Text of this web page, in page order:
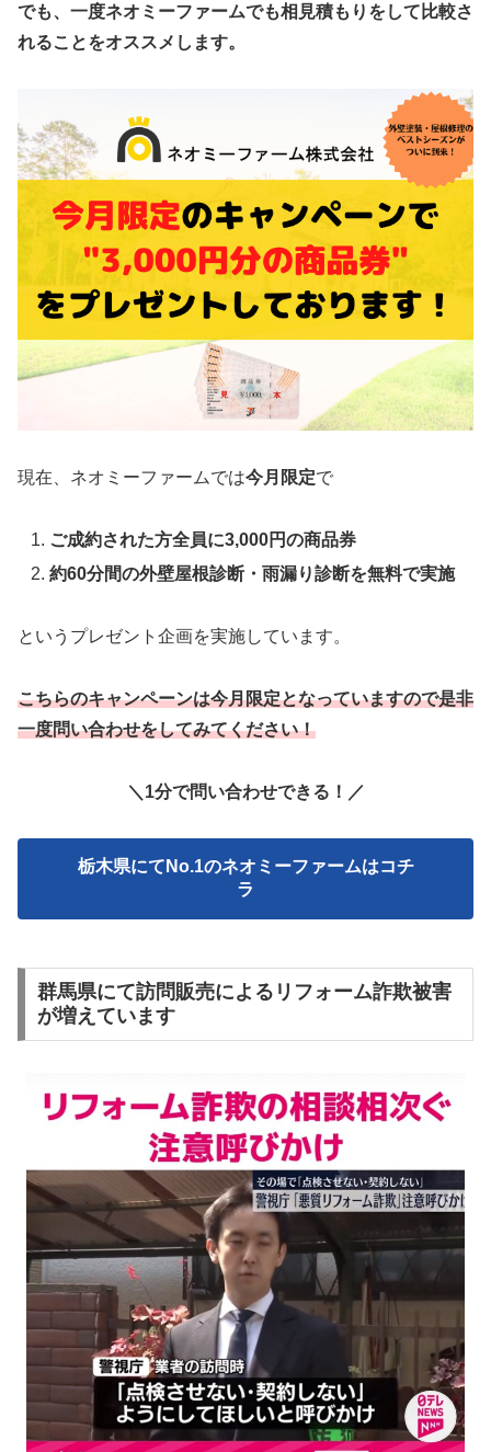
でも、一度ネオミーファームでも相見積もりをして比較さ
れることをオススメします。
現在、ネオミーファームでは今月限定で
ご成約された方全員に3,000円の商品券
約60分間の外壁屋根診断・雨漏り診断を無料で実施
というプレゼント企画を実施しています。
こちらのキャンペーンは今月限定となっていますので是非
一度問い合わせをしてみてください！
＼1分で問い合わせできる！／
栃木県にてNo.1のネオミーファームはコチ
ラ
群馬県にて訪問販売によるリフォーム詐欺被害
が増えています